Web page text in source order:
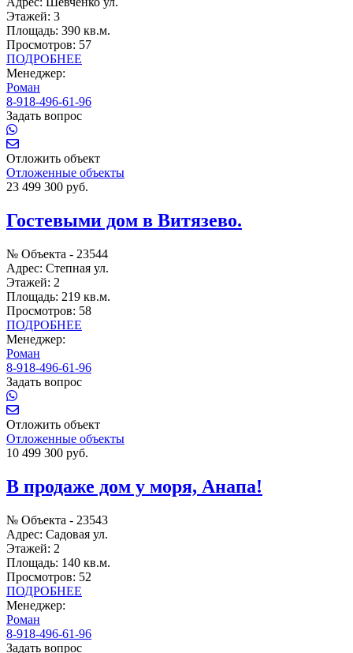
Этажей: 3
Площадь: 390 кв.м.
Просмотров: 57
ПОДРОБНЕЕ
Менеджер:
Роман
8-918-496-61-96
Задать вопрос
Отложить объект
Отложенные объекты
23 499 300 руб.
Гостевыми дом в Витязево.
№ Объекта - 23544
Адрес: Степная ул.
Этажей: 2
Площадь: 219 кв.м.
Просмотров: 58
ПОДРОБНЕЕ
Менеджер:
Роман
8-918-496-61-96
Задать вопрос
Отложить объект
Отложенные объекты
10 499 300 руб.
В продаже дом у моря, Анапа!
№ Объекта - 23543
Адрес: Садовая ул.
Этажей: 2
Площадь: 140 кв.м.
Просмотров: 52
ПОДРОБНЕЕ
Менеджер:
Роман
8-918-496-61-96
Задать вопрос